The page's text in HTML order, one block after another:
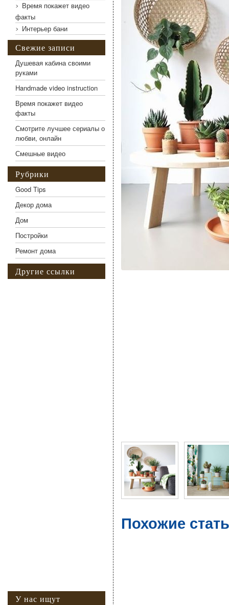
Похожие
Время покажет видео
факты
Интерьер бани
Свежие записи
Душевая кабина своими
руками
Handmade video instruction
Время покажет видео
факты
Смотрите лучшее сериалы о
любви, онлайн
Смешные видео
Рубрики
Good Tips
Декор дома
Дом
Постройки
Ремонт дома
Другие ссылки
У нас ищут